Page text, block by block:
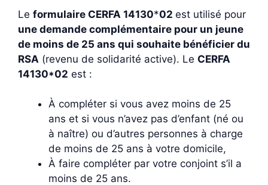
Le formulaire CERFA 14130*02 est utilisé pour
une demande complémentaire pour un jeune
de moins de 25 ans qui souhaite bénéficier du
RSA (revenu de solidarité active). Le CERFA
14130*02 est :
À compléter si vous avez moins de 25
ans et si vous n’avez pas d’enfant (né ou
à naître) ou d’autres personnes à charge
de moins de 25 ans à votre domicile,
À faire compléter par votre conjoint s’il a
moins de 25 ans.